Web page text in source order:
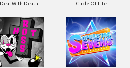
Deal With Death Circle Of Life